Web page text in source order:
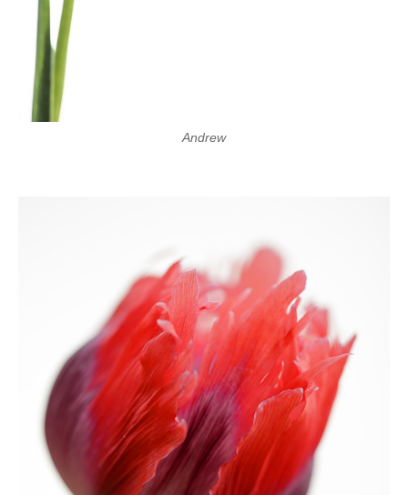
Andrew